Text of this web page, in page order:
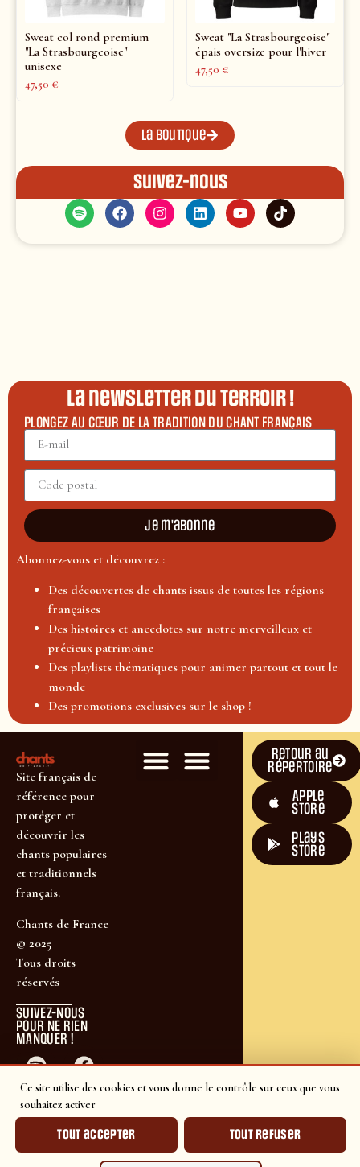
Ce site utilise des cookies et vous donne le contrôle sur ceux que vous
souhaitez activer
Tout accepter Tout refuser
Sweat col rond premium
"La Strasbourgeoise"
unisexe
47,50 €
Sweat "La Strasbourgeoise"
épais oversize pour l'hiver
47,50 €
La boutique
Suivez-nous
La newsletter du terroir !
PLONGEZ AU CŒUR DE LA TRADITION DU CHANT FRANÇAIS
Je m'abonne
Abonnez-vous et découvrez :
Des découvertes de chants issus de toutes les régions
françaises
Des histoires et anecdotes sur notre merveilleux et
précieux patrimoine
Des playlists thématiques pour animer partout et tout le
monde
Des promotions exclusives sur le shop !
Site français de
référence pour
protéger et
découvrir les
chants populaires
et traditionnels
français.
Chants de France
© 2025
Tous droits
réservés
SUIVEZ-NOUS
POUR NE RIEN
MANQUER !
Retour au
répertoire
Apple
Store
plays
store